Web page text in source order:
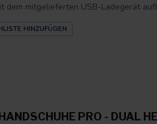
dem mitgelieferten USB-Ladegerät
HINZUFÜGEN
PRO - DUAL